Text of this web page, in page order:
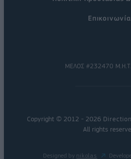
Επικοινωνία
ΜΕΛΟΣ #232470 Μ.Η.Τ.
Copyright © 2012 - 2026
All rights
Designed by nikolas